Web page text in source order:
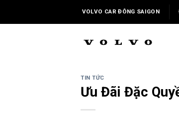
VOLVO CAR ĐÔNG SAIGON
TIN TỨC
Ưu Đãi Đặc